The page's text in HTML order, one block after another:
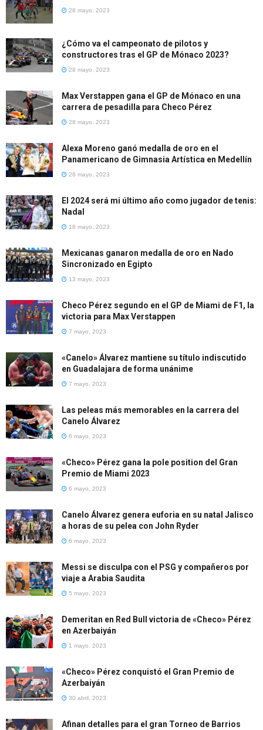
28 mayo, 2023
¿Cómo va el campeonato de pilotos y
constructores tras el GP de Mónaco 2023?
28 mayo, 2023
Max Verstappen gana el GP de Mónaco en una
carrera de pesadilla para Checo Pérez
28 mayo, 2023
Alexa Moreno ganó medalla de oro en el
Panamericano de Gimnasia Artística en Medellín
28 mayo, 2023
El 2024 será mi último año como jugador de tenis:
Nadal
18 mayo, 2023
Mexicanas ganaron medalla de oro en Nado
Sincronizado en Egipto
13 mayo, 2023
Checo Pérez segundo en el GP de Miami de F1, la
victoria para Max Verstappen
7 mayo, 2023
«Canelo» Álvarez mantiene su título indiscutido
en Guadalajara de forma unánime
7 mayo, 2023
Las peleas más memorables en la carrera del
Canelo Álvarez
6 mayo, 2023
«Checo» Pérez gana la pole position del Gran
Premio de Miami 2023
6 mayo, 2023
Canelo Álvarez genera euforia en su natal Jalisco
a horas de su pelea con John Ryder
6 mayo, 2023
Messi se disculpa con el PSG y compañeros por
viaje a Arabia Saudita
5 mayo, 2023
Demeritan en Red Bull victoria de «Checo» Pérez
en Azerbaiyán
1 mayo, 2023
«Checo» Pérez conquistó el Gran Premio de
Azerbaiyán
30 abril, 2023
Afinan detalles para el gran Torneo de Barrios